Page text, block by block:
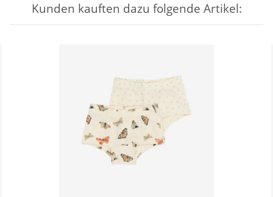
Kunden kauften dazu folgende Artikel: